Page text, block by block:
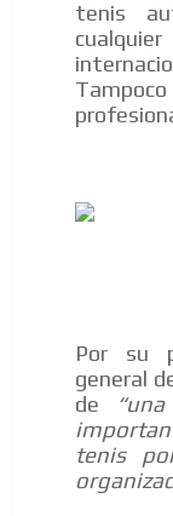
tenis
Por su
general
de
tenis